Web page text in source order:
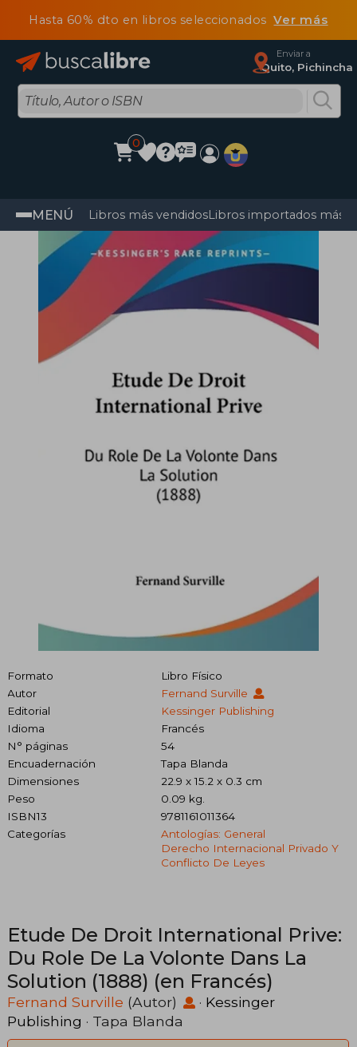
Hasta 60% dto en libros seleccionadosVer más
Enviar a
Quito, Pichincha
0
MENÚ Libros más vendidosLibros importados más
Formato
Libro Físico
Autor
Fernand Surville
Editorial
Kessinger Publishing
Idioma
Francés
N° páginas
54
Encuadernación
Tapa Blanda
Dimensiones
22.9 x 15.2 x 0.3 cm
Peso
0.09 kg.
ISBN13
9781161011364
Categorías
Antologías: General
Derecho Internacional Privado Y
Conflicto De Leyes
Etude De Droit International Prive:
Du Role De La Volonte Dans La
Solution (1888) (en Francés)
Fernand Surville (Autor) · Kessinger
Publishing · Tapa Blanda